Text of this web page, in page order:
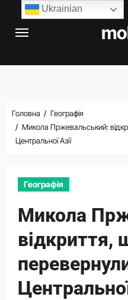
Перейти
Головна
Географія
Микола Пржевальський:
Центральної Азії
Географія
Микола
відкриття,
Ukrainian